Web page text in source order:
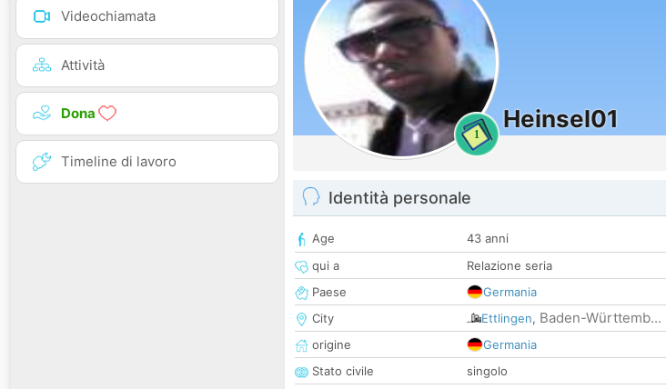
Videochiamata
Attività
Dona
Timeline di lavoro
1
Heinsel01
Identità personale
Age
43 anni
qui a
Relazione seria
Paese
Germania
City
Ettlingen, Baden-Württemb...
origine
Germania
Stato civile
singolo